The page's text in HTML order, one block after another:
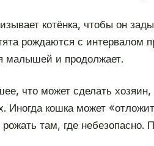
котёнка, чтобы он
рождаются с интервалом
малышей и продолжает.
что может сделать
Иногда кошка может
там, где